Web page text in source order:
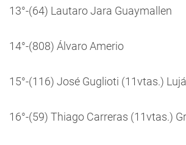
13°-(64) Lautaro Jara Guaymallen
14°-(808) Álvaro Amerio
15°-(116) José Guglioti (11vtas.)
16°-(59) Thiago Carreras (11vtas.)